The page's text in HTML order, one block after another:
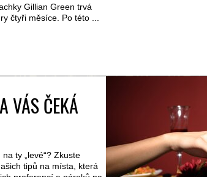
Gillian Green trvá
čtyři měsíce. Po této ...
VÁS ČEKÁ
ty „levé“? Zkuste
tipů na místa, která